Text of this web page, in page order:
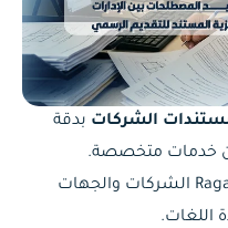
الشركات بدقة
خدمات متخصصة.
منذ 2012، يخدم Ragab Soliman Center الشركات والجهات
اللغات.